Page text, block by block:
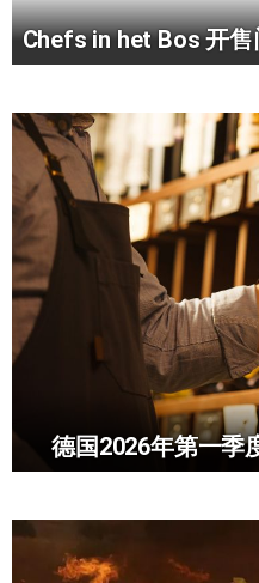
Chefs in het Bos 开
德国2026年第一季